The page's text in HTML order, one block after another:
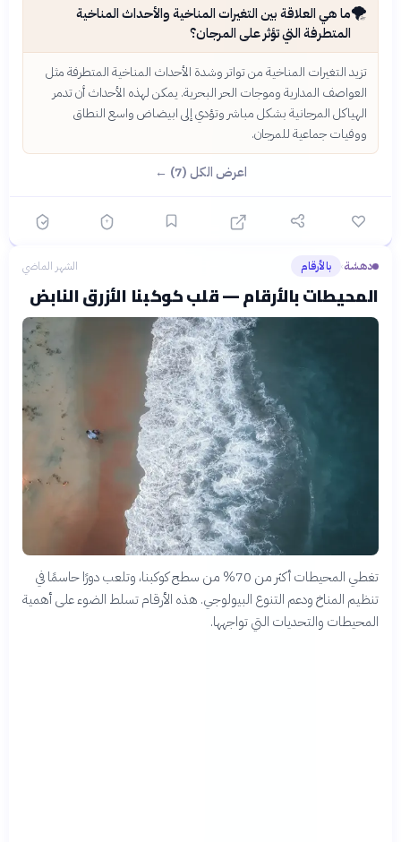
🌪️ما هي العلاقة بين التغيرات المناخية والأحداث المناخية
المتطرفة التي تؤثر على المرجان؟
تزيد التغيرات المناخية من تواتر وشدة الأحداث المناخية المتطرفة مثل
العواصف المدارية وموجات الحر البحرية. يمكن لهذه الأحداث أن تدمر
الهياكل المرجانية بشكل مباشر وتؤدي إلى ابيضاض واسع النطاق
ووفيات جماعية للمرجان.
اعرض الكل (7) ←
دهشة› بالأرقام الشهر الماضي
المحيطات بالأرقام — قلب كوكبنا الأزرق النابض
تغطي المحيطات أكثر من 70% من سطح كوكبنا، وتلعب دورًا حاسمًا في
تنظيم المناخ ودعم التنوع البيولوجي. هذه الأرقام تسلط الضوء على أهمية
المحيطات والتحديات التي تواجهها.